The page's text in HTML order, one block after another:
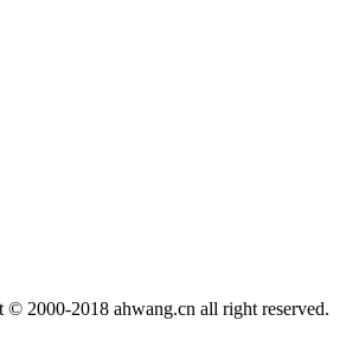
2000-2018 ahwang.cn all right reserved.